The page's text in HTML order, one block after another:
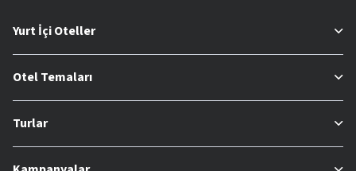
Yurt İçi Oteller
Otel Temaları
Turlar